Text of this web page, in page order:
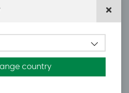
efter överenskommelse från
info@surfspot.se
country